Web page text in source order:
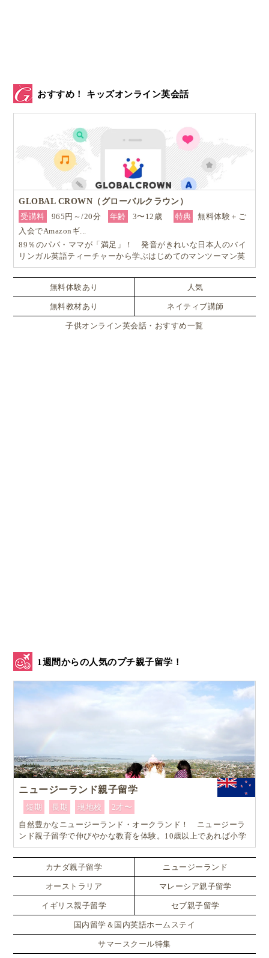
おすすめ！ キッズオンライン英会話
GLOBAL CROWN（グローバルクラウン）
受講料
965円～/20分 年齢 3〜12歳 特典
無料体験＋ご
入会でAmazonギ...
89％のパパ・ママが「満足」！ 発音がきれいな日本人のバイ
リンガル英語ティーチャーから学ぶはじめてのマンツーマン英
会話
無料体験あり 人気
無料教材あり ネイティブ講師
子供オンライン英会話・おすすめ一覧
1週間からの人気のプチ親子留学！
ニュージーランド親子留学
短期 長期 現地校
2才〜
自然豊かなニュージーランド・オークランド！ ニュージーラ
ンド親子留学で伸びやかな教育を体験。10歳以上であれば小学
生でも単身留学可能なスペシャルプラン！！
カナダ親子留学 ニュージーランド
オーストラリア マレーシア親子留学
イギリス親子留学 セブ親子留学
国内留学＆国内英語ホームステイ
サマースクール特集